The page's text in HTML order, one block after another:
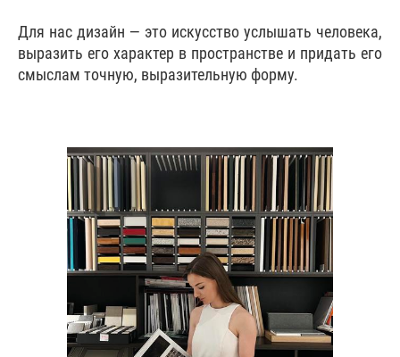
Для нас дизайн — это искусство услышать человека,
выразить его характер в пространстве и придать его
смыслам точную, выразительную форму.